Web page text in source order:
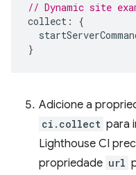
// Dynamic site
collect :
{
}
Adicione a
ci.collect para
Lighthouse CI
propriedade url